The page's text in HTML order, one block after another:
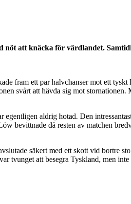
att knäcka för värdlandet.
fram ett par halvchanser mot ett
svårt att hävda sig mot
aldrig hotad. Den
bevittnade då resten av matchen
säkert med ett skott vid bortre
tvunget att besegra Tyskland, men